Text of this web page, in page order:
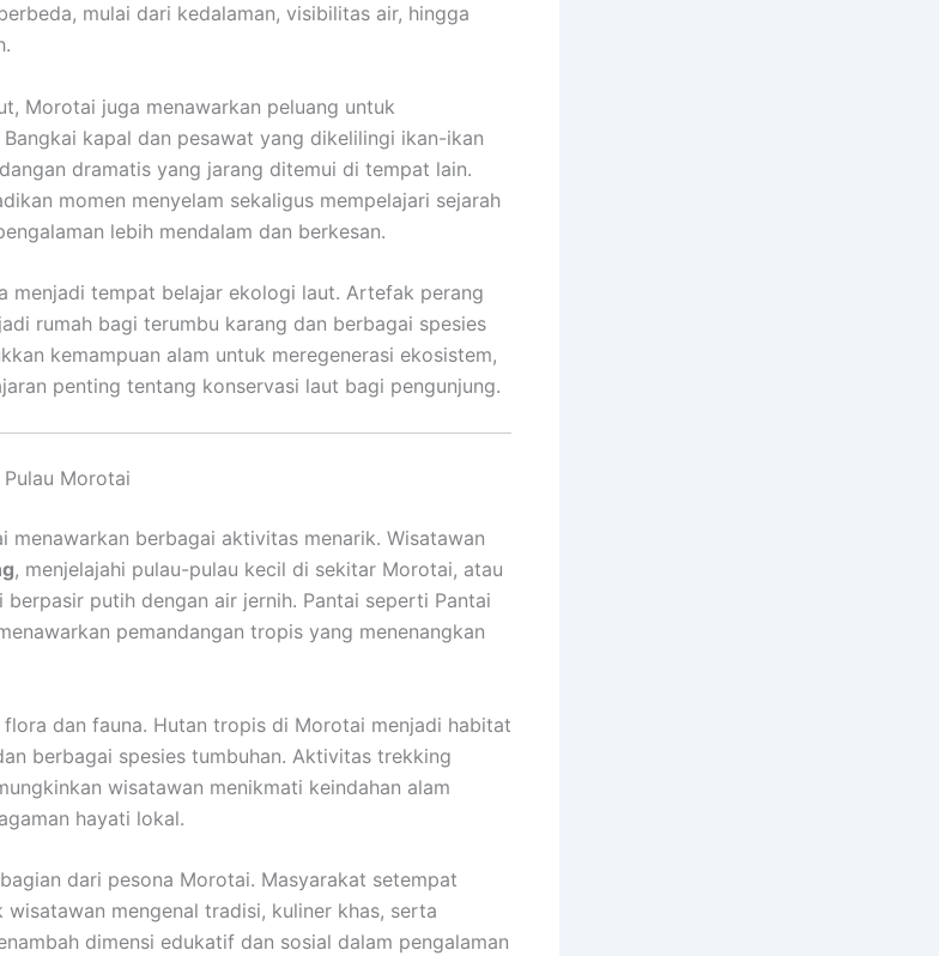
mulai dari kedalaman, visibilitas air, hingga
Morotai juga menawarkan peluang untuk
Bangkai kapal dan pesawat yang dikelilingi ikan-ikan
dramatis yang jarang ditemui di tempat lain.
momen menyelam sekaligus mempelajari sejarah
lebih mendalam dan berkesan.
menjadi tempat belajar ekologi laut. Artefak perang
rumah bagi terumbu karang dan berbagai spesies
kemampuan alam untuk meregenerasi ekosistem,
penting tentang konservasi laut bagi pengunjung.
Morotai
menawarkan berbagai aktivitas menarik. Wisatawan
, menjelajahi pulau-pulau kecil di sekitar Morotai, atau
putih dengan air jernih. Pantai seperti Pantai
pemandangan tropis yang menenangkan
flora dan fauna. Hutan tropis di Morotai menjadi habitat
berbagai spesies tumbuhan. Aktivitas trekking
wisatawan menikmati keindahan alam
hayati lokal.
dari pesona Morotai. Masyarakat setempat
wisatawan mengenal tradisi, kuliner khas, serta
dimensi edukatif dan sosial dalam pengalaman